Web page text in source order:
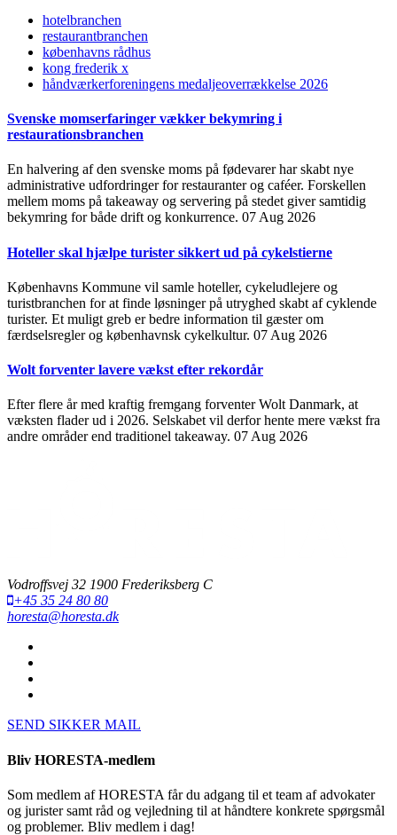
hotelbranchen
restaurantbranchen
københavns rådhus
kong frederik x
håndværkerforeningens medaljeoverrækkelse 2026
Svenske momserfaringer vækker bekymring i
restaurationsbranchen
En halvering af den svenske moms på fødevarer har skabt nye
administrative udfordringer for restauranter og caféer. Forskellen
mellem moms på takeaway og servering på stedet giver samtidig
bekymring for både drift og konkurrence. 07 Aug 2026
Hoteller skal hjælpe turister sikkert ud på cykelstierne
Københavns Kommune vil samle hoteller, cykeludlejere og
turistbranchen for at finde løsninger på utryghed skabt af cyklende
turister. Et muligt greb er bedre information til gæster om
færdselsregler og københavnsk cykelkultur. 07 Aug 2026
Wolt forventer lavere vækst efter rekordår
Efter flere år med kraftig fremgang forventer Wolt Danmark, at
væksten flader ud i 2026. Selskabet vil derfor hente mere vækst fra
andre områder end traditionel takeaway. 07 Aug 2026
Vodroffsvej 32 1900 Frederiksberg C
+45 35 24 80 80
horesta@horesta.dk
SEND SIKKER MAIL
Bliv HORESTA-medlem
Som medlem af HORESTA får du adgang til et team af advokater
og jurister samt råd og vejledning til at håndtere konkrete spørgsmål
og problemer. Bliv medlem i dag!